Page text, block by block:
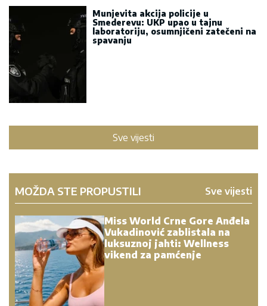
Munjevita akcija policije u
Smederevu: UKP upao u tajnu
laboratoriju, osumnjičeni zatečeni na
spavanju
Sve vijesti
MOŽDA STE PROPUSTILI Sve vijesti
Miss World Crne Gore Anđela
Vukadinović zablistala na
luksuznoj jahti: Wellness
vikend za pamćenje